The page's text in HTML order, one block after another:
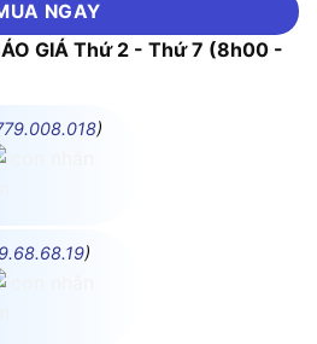
NGAY
GIÁ Thứ 2 - Thứ 7 (8h00 -
)
)